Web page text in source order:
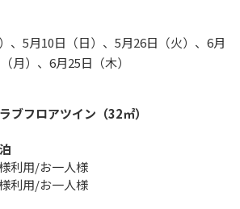
、5月10日（日）、5月26日（火）、6月
月）、6月25日（木）
ブフロアツイン（32㎡）
利用/お一人様
利用/お一人様